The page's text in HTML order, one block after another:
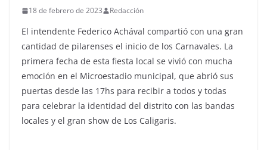
18 de febrero de 2023 Redacción
El intendente Federico Achával compartió con una gran
cantidad de pilarenses el inicio de los Carnavales. La
primera fecha de esta fiesta local se vivió con mucha
emoción en el Microestadio municipal, que abrió sus
puertas desde las 17hs para recibir a todos y todas
para celebrar la identidad del distrito con las bandas
locales y el gran show de Los Caligaris.